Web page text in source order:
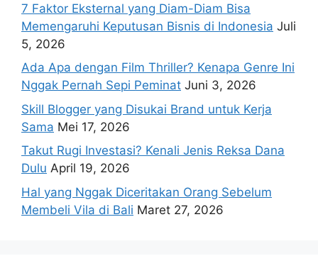
7 Faktor Eksternal yang Diam-Diam Bisa
Memengaruhi Keputusan Bisnis di Indonesia Juli
5, 2026
Ada Apa dengan Film Thriller? Kenapa Genre Ini
Nggak Pernah Sepi Peminat Juni 3, 2026
Skill Blogger yang Disukai Brand untuk Kerja
Sama Mei 17, 2026
Takut Rugi Investasi? Kenali Jenis Reksa Dana
Dulu April 19, 2026
Hal yang Nggak Diceritakan Orang Sebelum
Membeli Vila di Bali Maret 27, 2026